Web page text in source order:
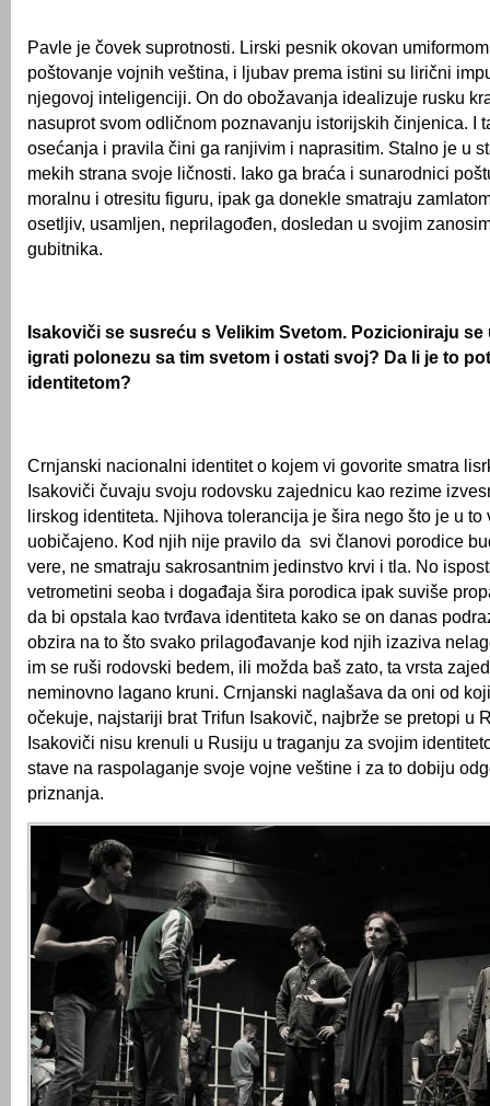
Pavle je čovek suprotnosti. Lirski pesnik okovan
poštovanje vojnih veština, i ljubav prema istini su lirični
njegovoj inteligenciji. On do obožavanja idealizuje rusku
nasuprot svom odličnom poznavanju istorijskih činjenica. I
osećanja i pravila čini ga ranjivim i naprasitim. Stalno je u
mekih strana svoje ličnosti. Iako ga braća i sunarodnici
moralnu i otresitu figuru, ipak ga donekle smatraju
osetljiv, usamljen, neprilagođen, dosledan u svojim
gubitnika.
Isakoviči se susreću s Velikim Svetom. Pozicioniraju se
igrati polonezu sa tim svetom i ostati svoj? Da li je to
identitetom?
Crnjanski nacionalni identitet o kojem vi govorite smatra
Isakoviči čuvaju svoju rodovsku zajednicu kao rezime
lirskog identiteta. Njihova tolerancija je šira nego što je u to
uobičajeno. Kod njih nije pravilo da svi članovi porodice
vere, ne smatraju sakrosantnim jedinstvo krvi i tla. No
vetrometini seoba i događaja šira porodica ipak suviše
da bi opstala kao tvrđava identiteta kako se on danas
obzira na to što svako prilagođavanje kod njih izaziva
im se ruši rodovski bedem, ili možda baš zato, ta vrsta
neminovno lagano kruni. Crnjanski naglašava da oni od
očekuje, najstariji brat Trifun Isakovič, najbrže se pretopi u
Isakoviči nisu krenuli u Rusiju u traganju za svojim
stave na raspolaganje svoje vojne veštine i za to dobiju
priznanja.